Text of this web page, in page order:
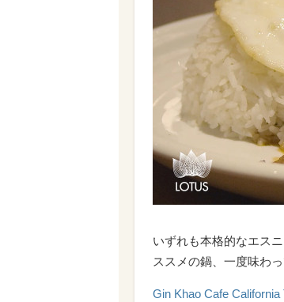
いずれも本格的なエス
ススメの鍋、一度味わ
Gin Khao Cafe